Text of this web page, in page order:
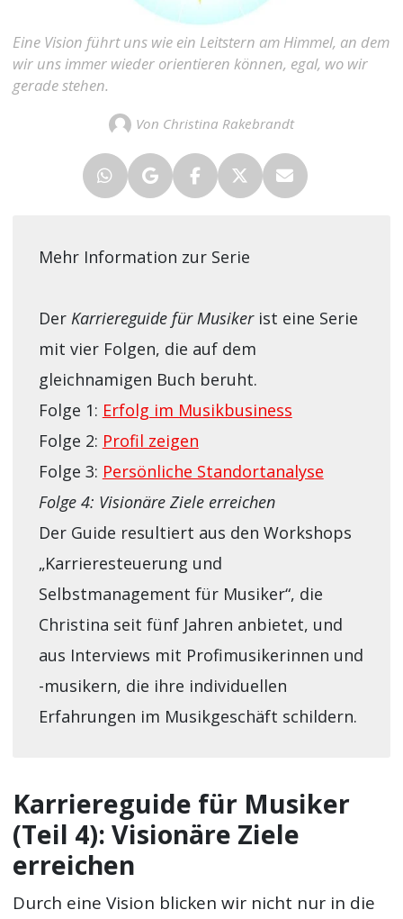
Eine Vision führt uns wie ein Leitstern am Himmel, an dem
wir uns immer wieder orientieren können, egal, wo wir
gerade stehen.
Von Christina Rakebrandt
Mehr Information zur Serie
Der Karriereguide für Musikerist eine Serie
mit vier Folgen, die auf dem
gleichnamigen Buch beruht.
Folge 1: Erfolg im Musikbusiness
Folge 2: Profil zeigen
Folge 3: Persönliche Standortanalyse
Folge 4: Visionäre Ziele erreichen
Der Guide resultiert aus den Workshops
„Karrieresteuerung und
Selbstmanagement für Musiker“, die
Christina seit fünf Jahren anbietet, und
aus Interviews mit Profimusikerinnen und
-musikern, die ihre individuellen
Erfahrungen im Musikgeschäft schildern.
Karriereguide für Musiker
(Teil 4): Visionäre Ziele
erreichen
Durch eine Vision blicken wir nicht nur in die